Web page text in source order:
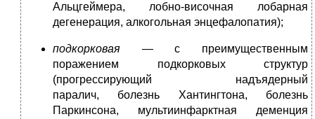
Альцгеймера, лобно-височная лобарная
дегенерация, алкогольная энцефалопатия);
подкорковая — с преимущественным
поражением подкорковых структур
(прогрессирующий надъядерный
паралич, болезнь Хантингтона, болезнь
Паркинсона, мультиинфарктная деменция